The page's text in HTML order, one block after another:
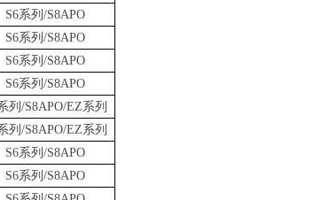
S6系列 /S8APO
S6系列 /S8APO
S6系列 /S8APO
S6系列 /S8APO
列 /S8APO/EZ系列
列 /S8APO/EZ系列
S6系列 /S8APO
S6系列 /S8APO